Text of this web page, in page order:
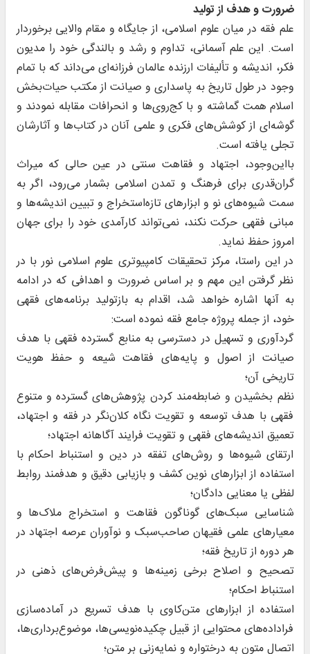
ضرورت و هدف از تولید
علم فقه در میان علوم اسلامى، از جایگاه و مقام والایى برخوردار
است. این علم آسمانى، تداوم و رشد و بالندگی خود را مدیون
فکر، اندیشه و تألیفات ارزنده عالمان فرزانه‌ای می‌داند که با تمام
وجود در طول تاریخ به پاسدارى و صیانت از مکتب حیات‌بخش
اسلام همت گماشته و با کج‌روى‌ها و انحرافات مقابله نمودند و
گوشه‌اى از کوشش‌هاى فکرى و علمى آنان در کتاب‌ها و آثارشان
تجلى یافته است.
بااین‌وجود، اجتهاد و فقاهت سنتی در عین حالی که میراث
گران‌قدری برای فرهنگ و تمدن اسلامی بشمار می‌رود، اگر به
سمت شیوه‌های نو و ابزارهای تازه‌استخراج و تبیین اندیشه‌ها و
مبانی فقهی حرکت نکند، نمی‌تواند کارآمدی خود را برای جهان
امروز حفظ نماید.
در این راستا، مرکز تحقیقات کامپیوتری علوم اسلامی نور با در
نظر گرفتن این مهم و بر اساس ضرورت و اهدافی که در ادامه
به آنها اشاره خواهد شد، اقدام به بازتولید برنامه‌های فقهی
خود، از جمله پروژه جامع فقه نموده است:
گردآوری و تسهیل در دسترسی به منابع گسترده فقهی با هدف
صیانت از اصول و پایه‌های فقاهت شیعه و حفظ هویت
تاریخی آن؛
نظم بخشیدن و ضابطه‌مند کردن پژوهش‌های گسترده و متنوع
فقهی با هدف توسعه و تقویت نگاه کلان‌نگر در فقه و اجتهاد،
تعمیق اندیشه‌های فقهی و تقویت فرایند آگاهانه اجتهاد؛
ارتقای شیوه‌ها و روش‌های تفقه در دین و استنباط احکام با
استفاده از ابزارهای نوین کشف و بازیابی دقیق و هدفمند روابط
لفظی یا معنایی دادگان؛
شناسایی سبک‌های گوناگون فقاهت و استخراج ملاک‌ها و
معیارهای علمی فقیهان صاحب‌سبک و نوآوران عرصه اجتهاد در
هر دوره از تاریخ فقه؛
تصحیح و اصلاح برخی زمینه‌ها و پیش‌فرض‌های ذهنی در
استنباط احکام؛
استفاده از ابزارهای متن‌کاوی با هدف تسریع در آماده‌سازی
فراداده‌های محتوایی از قبیل چکیده‌نویسی‌ها، موضوع‌برداری‌ها،
اتصال متون به درختواره و نمایه‌زنی بر متن؛